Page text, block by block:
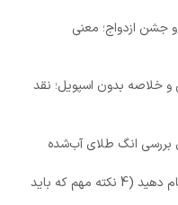
جشن ازدواج؛ معنی
خلاصه بدون اسپویل؛ نقد
بررسی انگ طلای آب‌شده
اشتباهاتی که هنگام خرید قهوه نباید انجام دهید (4 نکته مهم که باید